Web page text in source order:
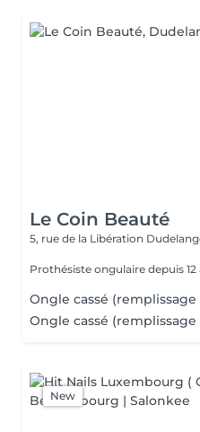
Le Coin Beauté
5, rue de la Libération
Prothésiste ongulaire depuis
Ongle cassé (remplissage
Ongle cassé (remplissage
New